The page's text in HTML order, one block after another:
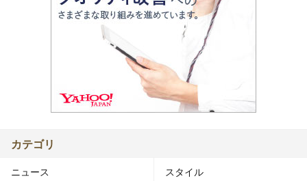
カテゴリ
ニュース スタイル